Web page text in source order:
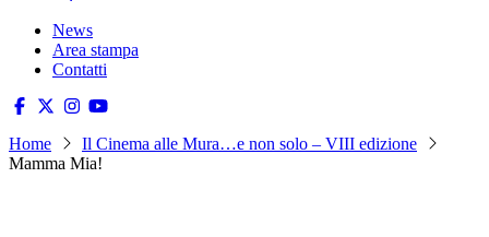
News
Area stampa
Contatti
Home
Il Cinema alle Mura…e non solo – VIII edizione
Mamma Mia!